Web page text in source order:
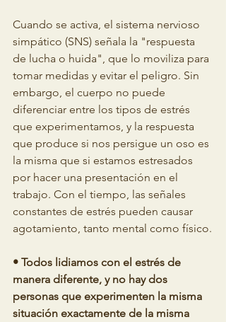
Cuando se activa, el sistema nervioso
simpático (SNS) señala la "respuesta
de lucha o huida", que lo moviliza para
tomar medidas y evitar el peligro. Sin
embargo, el cuerpo no puede
diferenciar entre los tipos de estrés
que experimentamos, y la respuesta
que produce si nos persigue un oso es
la misma que si estamos estresados
por hacer una presentación en el
trabajo. Con el tiempo, las señales
constantes de estrés pueden causar
agotamiento, tanto mental como físico.
• Todos lidiamos con el estrés de
manera diferente, y no hay dos
personas que experimenten la misma
situación exactamente de la misma